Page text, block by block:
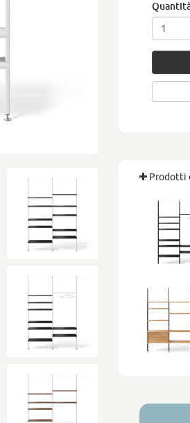
Prodotti